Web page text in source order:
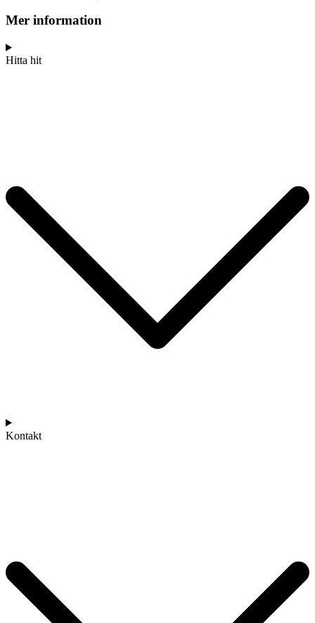
Mer information
Hitta hit
Kontakt